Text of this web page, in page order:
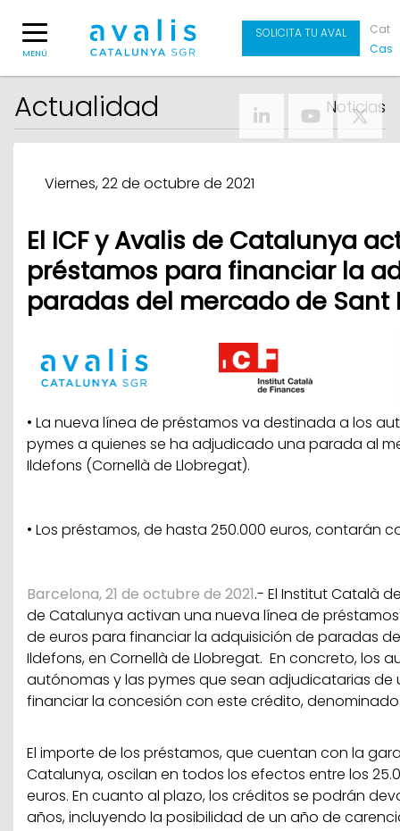
MENÚ
SOLICITA TU AVAL
Cat
Cas
Actualidad Noticias
Viernes, 22 de octubre de 2021
El ICF y Avalis de Catalunya
préstamos para financiar la
paradas del mercado de Sant
• La nueva línea de préstamos va destinada a los
pymes a quienes se ha adjudicado una parada al
Ildefons (Cornellà de Llobregat).
• Los préstamos, de hasta 250.000 euros, contarán
Barcelona, 21 de octubre de 2021.- El Institut Català
de Catalunya activan una nueva línea de
de euros para financiar la adquisición de paradas
Ildefons, en Cornellà de Llobregat. En concreto, los
autónomas y las pymes que sean adjudicatarias
financiar la concesión con este crédito, denominado
El importe de los préstamos, que cuentan con la
Catalunya, oscilan en todos los efectos entre los
euros. En cuanto al plazo, los créditos se podrán
años, incluyendo la posibilidad de un año de